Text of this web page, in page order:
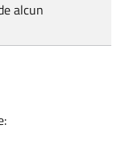
alcun